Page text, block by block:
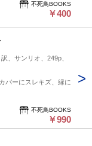
不死鳥BOOKS
￥400
、サンリオ、249p、
バーにスレキズ、縁に
不死鳥BOOKS
￥990